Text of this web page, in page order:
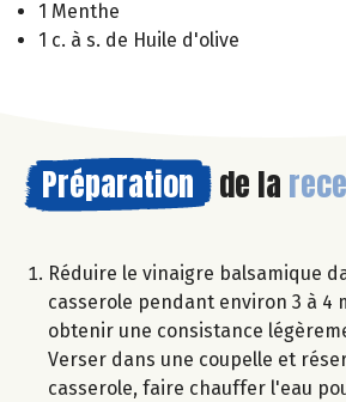
1 Menthe
1 c. à s. de Huile d'olive
Préparation de la
Réduire le vinaigre balsamique
casserole pendant environ 3 à 4
obtenir une consistance
Verser dans une coupelle et
casserole, faire chauffer l'eau